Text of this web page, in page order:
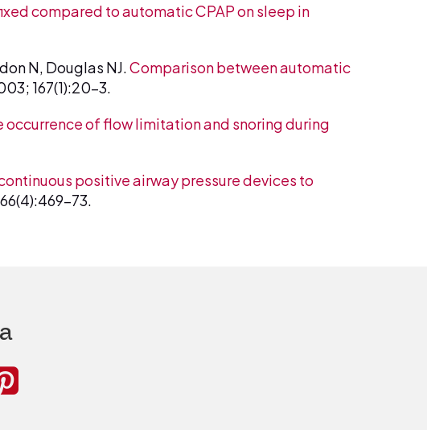
compared to automatic CPAP on sleep in
N, Douglas NJ. Comparison between automatic
167(1):20-3.
occurrence of flow limitation and snoring during
positive airway pressure devices to
73.